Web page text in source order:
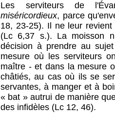
Les serviteurs de
miséricordieux, parce
18, 23-25). Il ne leur
(Lc 6,37 s.). La moisson
décision à prendre au
mesure où les serviteurs
maître - et dans la mesure
châtiés, au cas où ils se
servantes, à manger et à
« bat » autrui de manière
des infidèles (Lc 12, 46).